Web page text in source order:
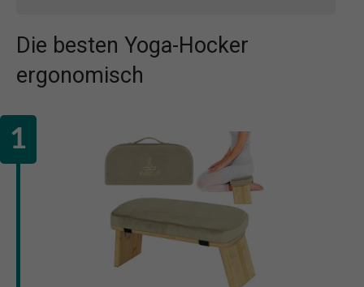
Die besten Yoga-Hocker
ergonomisch